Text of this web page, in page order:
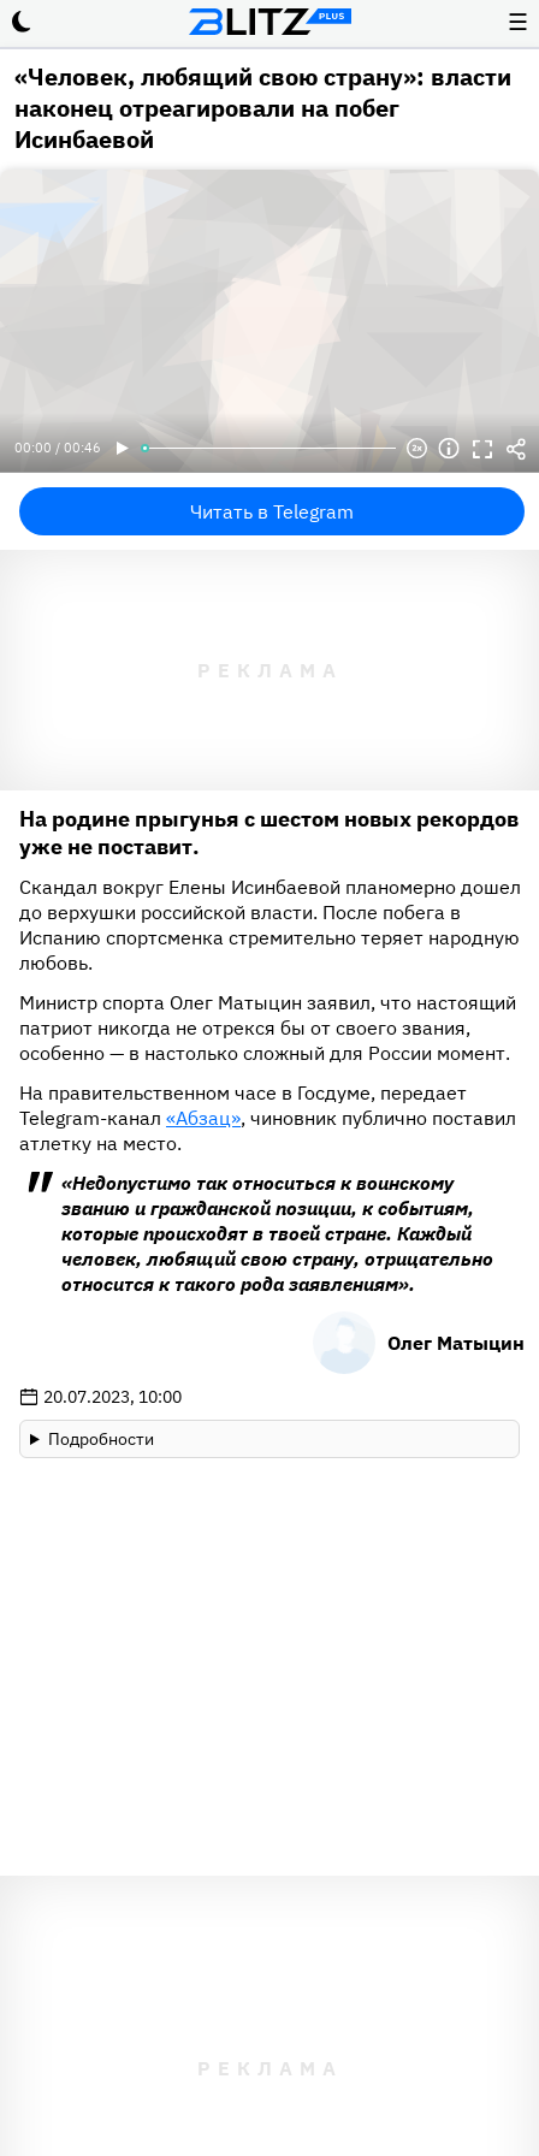
☰
«Человек, любящий свою страну»: власти
наконец отреагировали на побег
Исинбаевой
00:00 / 00:46
Читать в Telegram
На родине прыгунья с шестом новых рекордов
уже не поставит.
Скандал вокруг Елены Исинбаевой планомерно дошел
до верхушки российской власти. После побега в
Испанию спортсменка стремительно теряет народную
любовь.
Министр спорта Олег Матыцин заявил, что настоящий
патриот никогда не отрекся бы от своего звания,
особенно — в настолько сложный для России момент.
На правительственном часе в Госдуме, передает
Telegram-канал «Абзац», чиновник публично поставил
атлетку на место.
«Недопустимо так относиться к воинскому
званию и гражданской позиции, к событиям,
которые происходят в твоей стране. Каждый
человек, любящий свою страну, отрицательно
относится к такого рода заявлениям».
Олег Матыцин
20.07.2023, 10:00
Подробности